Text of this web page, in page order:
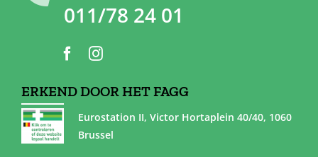
011/78 24 01
ERKEND DOOR HET FAGG
Eurostation II, Victor Hortaplein 40/40, 1060
Brussel